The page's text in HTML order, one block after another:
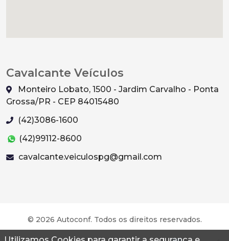
Cavalcante Veículos
Monteiro Lobato, 1500 - Jardim Carvalho - Ponta
Grossa/PR - CEP 84015480
(42)3086-1600
(42)99112-8600
cavalcante.veiculospg@gmail.com
© 2026 Autoconf. Todos os direitos reservados.